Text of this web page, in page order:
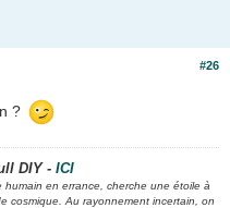
#26
?
DIY - ICI
humain en errance, cherche une étoile à
cosmique. Au rayonnement incertain, on